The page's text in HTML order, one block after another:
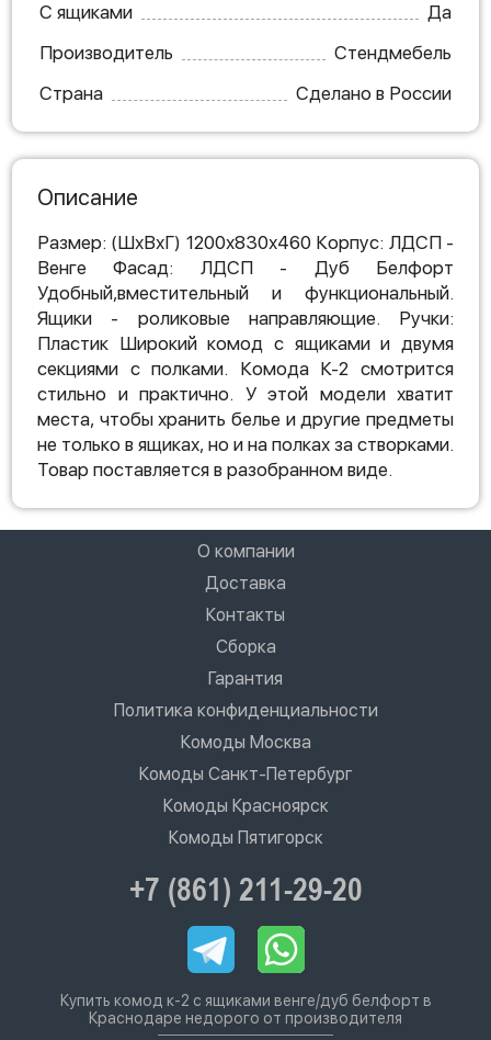
С ящиками
Да
Производитель
Стендмебель
Страна
Сделано в России
Описание
Размер: (ШхВхГ) 1200х830х460 Корпус: ЛДСП -
Венге Фасад: ЛДСП - Дуб Белфорт
Удобный,вместительный и функциональный.
Ящики - роликовые направляющие. Ручки:
Пластик Широкий комод с ящиками и двумя
секциями с полками. Комода К-2 смотрится
стильно и практично. У этой модели хватит
места, чтобы хранить белье и другие предметы
не только в ящиках, но и на полках за створками.
Товар поставляется в разобранном виде.
О компании
Доставка
Контакты
Сборка
Гарантия
Политика конфиденциальности
Комоды Москва
Комоды Санкт-Петербург
Комоды Красноярск
Комоды Пятигорск
+7 (861) 211-29-20
Купить комод к-2 с ящиками венге/дуб белфорт в
Краснодаре недорого от производителя